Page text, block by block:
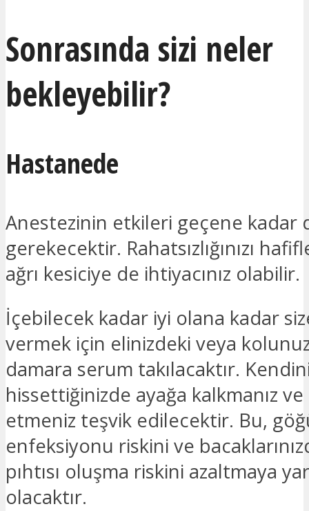
Sonrasında sizi neler
bekleyebilir?
Hastanede
Anestezinin etkileri geçene kadar
gerekecektir. Rahatsızlığınızı
ağrı kesiciye de ihtiyacınız olabilir.
İçebilecek kadar iyi olana kadar
vermek için elinizdeki veya
damara serum takılacaktır.
hissettiğinizde ayağa kalkmanız
etmeniz teşvik edilecektir. Bu,
enfeksiyonu riskini ve
pıhtısı oluşma riskini azaltmaya
olacaktır.